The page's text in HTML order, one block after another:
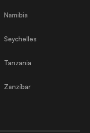
Namibia
Seychelles
Tanzania
Zanzíbar